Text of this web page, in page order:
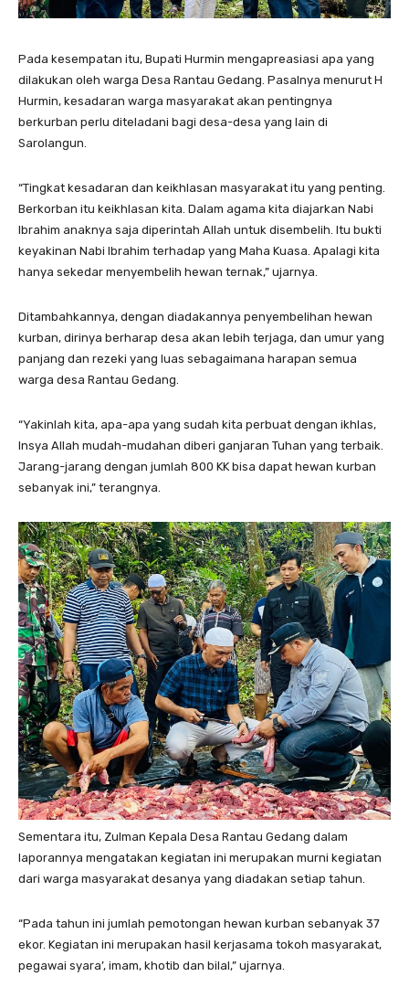
Pada kesempatan itu, Bupati Hurmin mengapreasiasi apa yang
dilakukan oleh warga Desa Rantau Gedang. Pasalnya menurut H
Hurmin, kesadaran warga masyarakat akan pentingnya
berkurban perlu diteladani bagi desa-desa yang lain di
Sarolangun.
“Tingkat kesadaran dan keikhlasan masyarakat itu yang penting.
Berkorban itu keikhlasan kita. Dalam agama kita diajarkan Nabi
Ibrahim anaknya saja diperintah Allah untuk disembelih. Itu bukti
keyakinan Nabi Ibrahim terhadap yang Maha Kuasa. Apalagi kita
hanya sekedar menyembelih hewan ternak,” ujarnya.
Ditambahkannya, dengan diadakannya penyembelihan hewan
kurban, dirinya berharap desa akan lebih terjaga, dan umur yang
panjang dan rezeki yang luas sebagaimana harapan semua
warga desa Rantau Gedang.
“Yakinlah kita, apa-apa yang sudah kita perbuat dengan ikhlas,
Insya Allah mudah-mudahan diberi ganjaran Tuhan yang terbaik.
Jarang-jarang dengan jumlah 800 KK bisa dapat hewan kurban
sebanyak ini,” terangnya.
Sementara itu, Zulman Kepala Desa Rantau Gedang dalam
laporannya mengatakan kegiatan ini merupakan murni kegiatan
dari warga masyarakat desanya yang diadakan setiap tahun.
“Pada tahun ini jumlah pemotongan hewan kurban sebanyak 37
ekor. Kegiatan ini merupakan hasil kerjasama tokoh masyarakat,
pegawai syara’, imam, khotib dan bilal,” ujarnya.